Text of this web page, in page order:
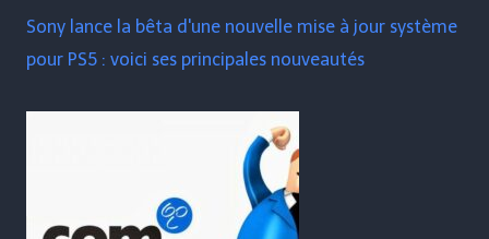
Sony lance la bêta d'une nouvelle mise à jour système
pour PS5 : voici ses principales nouveautés